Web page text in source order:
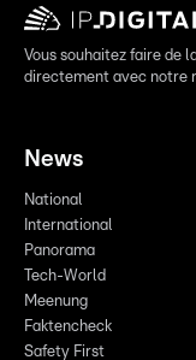
Vous souhaitez faire de
directement avec notre
News
National
International
Panorama
Tech-World
Meenung
Faktencheck
Safety First